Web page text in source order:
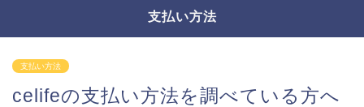
支払い方法
支払い方法
celifeの支払い方法を調べている方へ